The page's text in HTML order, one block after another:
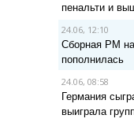
пенальти и
24.06, 12:10
Сборная РМ
пополнилась
24.06, 08:58
Германия
выиграла